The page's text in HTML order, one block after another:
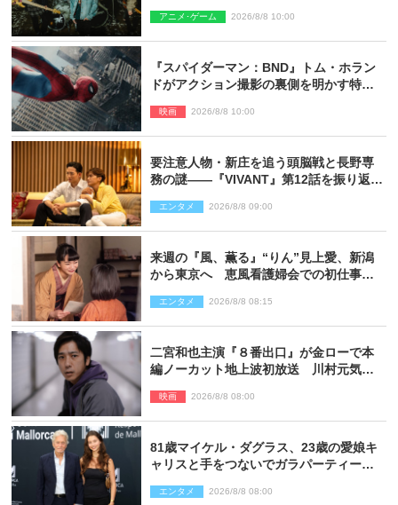
アニメ･ゲーム 2026/8/8 10:00
『スパイダーマン：BND』トム・ホラン
ドがアクション撮影の裏側を明かす特別
映画 2026/8/8 10:00
要注意人物・新庄を追う頭脳戦と長野専
務の謎――『VIVANT』第12話を振り返
エンタメ 2026/8/8 09:00
来週の『風、薫る』“りん”見上愛、新潟
から東京へ 恵風看護婦会での初仕事に
エンタメ 2026/8/8 08:15
二宮和也主演『８番出口』が金ローで本
編ノーカット地上波初放送 川村元気監
映画 2026/8/8 08:00
81歳マイケル・ダグラス、23歳の愛娘キ
ャリスと手をつないでガラパーティーに
エンタメ 2026/8/8 08:00